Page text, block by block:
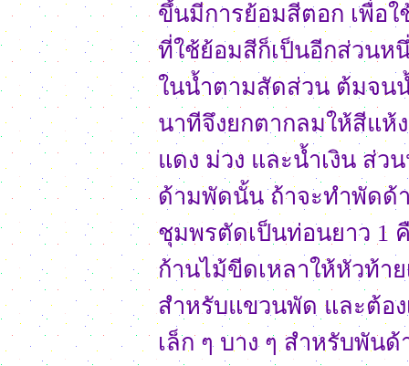
ขึ้นมีการย้อมสีตอก เพื่อ
ที่ใช้ย้อมสีก็เป็นอีกส่วนห
ในน้ำตามสัดส่วน ต้มจน
นาทีจึงยกตากลมให้สีแห้
แดง ม่วง และน้ำเงิน ส่ว
ด้ามพัดนั้น ถ้าจะทำพัดด้
ชุมพรตัดเป็นท่อนยาว 1
ก้านไม้ขีดเหลาให้หัวท้า
สำหรับแขวนพัด และต้อง
เล็ก ๆ บาง ๆ สำหรับพัน